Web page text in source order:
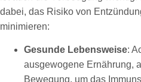
dabei, das Risiko von
minimieren:
Gesunde Lebensweise:
ausgewogene Ernährung,
Bewegung, um das